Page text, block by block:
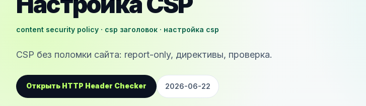
content security policy · csp заголовок · настройка csp
CSP без поломки сайта: report-only, директивы, проверка.
Открыть HTTP Header Checker 2026-06-22